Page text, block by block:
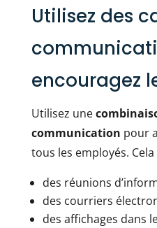
Utilisez des
encouragez
Utilisez une
communication pour
tous les employés.
des réunions
des courriers
des affichages dans